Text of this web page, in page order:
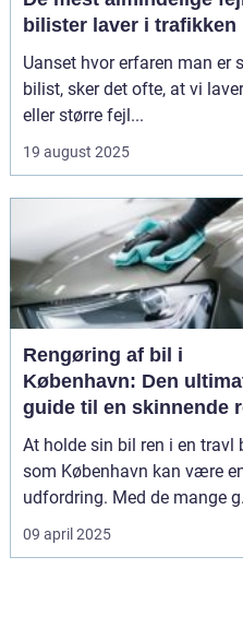
bilister laver i trafikken
Uanset hvor erfaren man er
bilist, sker det ofte, at vi
eller større fejl...
19 august 2025
Rengøring af bil i
København: Den
guide til en skinnende
bil
At holde sin bil ren i en travl
som København kan være
udfordring. Med de mange
09 april 2025